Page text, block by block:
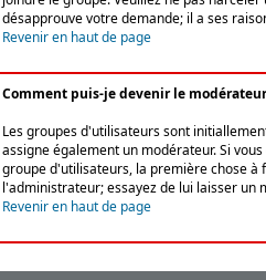
désapprouve votre demande; il a ses
Revenir en haut de page
Comment puis-je devenir le
Les groupes d'utilisateurs sont
assigne également un modérateur. Si
groupe d'utilisateurs, la première chose à
l'administrateur; essayez de lui laisser un
Revenir en haut de page